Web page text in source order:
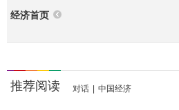
经济首页
推荐阅读 对话 中国经济